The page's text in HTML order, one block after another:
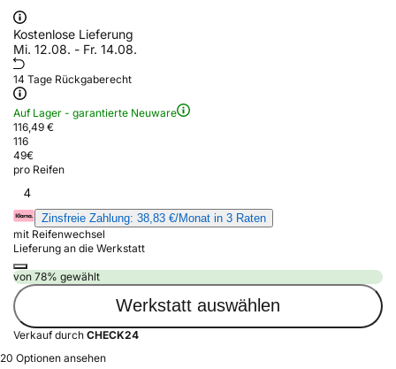
Kostenlose Lieferung
Mi. 12.08. - Fr. 14.08.
14 Tage Rückgaberecht
Auf Lager - garantierte Neuware
116,49 €
116
49€
pro Reifen
4
Zinsfreie Zahlung: 38,83 €/Monat in 3 Raten
mit Reifenwechsel
Lieferung an die Werkstatt
von 78% gewählt
Werkstatt auswählen
Verkauf durch CHECK24
20 Optionen ansehen